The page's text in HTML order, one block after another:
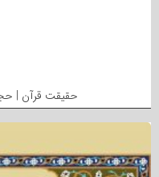
حقیقت قرآن |